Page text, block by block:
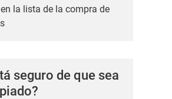
la lista de la compra de
seguro de que sea